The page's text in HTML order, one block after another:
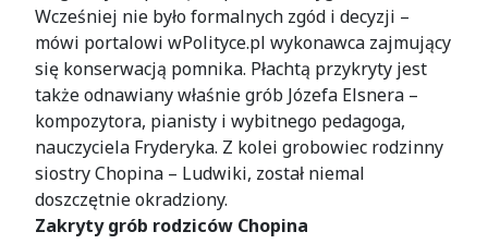
Wcześniej nie było formalnych zgód i decyzji –
mówi portalowi wPolityce.pl wykonawca zajmujący
się konserwacją pomnika. Płachtą przykryty jest
także odnawiany właśnie grób Józefa Elsnera –
kompozytora, pianisty i wybitnego pedagoga,
nauczyciela Fryderyka. Z kolei grobowiec rodzinny
siostry Chopina – Ludwiki, został niemal
doszczętnie okradziony.
Zakryty grób rodziców Chopina